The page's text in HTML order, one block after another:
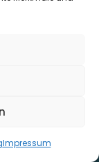
Impressum